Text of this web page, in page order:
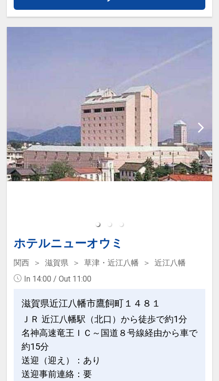
ク、お茶などですっきりとのどを潤し、
ソファでゆったりおくつろぎいただけま
※時間帯によって提供するドリンクは異
●【佳趣（かしゅ）】自然・文化・人と
いったその土地ならではの魅力やストー
リーと出会えるアクティビティです。
※一部のドリンクやアクティビティは有
料です。詳しくはホテルホームページを
ご確認ください。
インターネットコース番号：DP-1-
17522467
ホテルニューオウミ
関西 滋賀県 草津・近江八幡
近江八幡
In 14:00 / Out 11:00
滋賀県近江八幡市鷹飼町１４８１
ＪＲ 近江八幡駅（北口）から徒歩で約1分
名神高速竜王ＩＣ～国道８号線経由から車で
約15分
送迎（迎え）：あり
送迎事前連絡：要